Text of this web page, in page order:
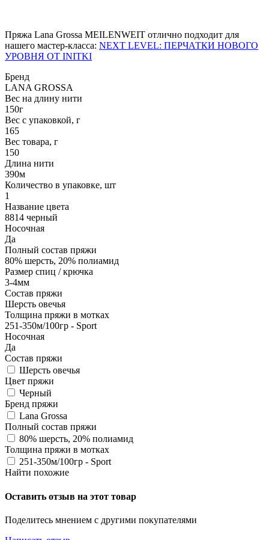
Пряжа Lana Grossa MEILENWEIT отлично подходит для
нашего мастер-класса: NEXT LEVEL: ПЕРЧАТКИ НОВОГО
УРОВНЯ ОТ INITKI
Бренд
LANA GROSSA
Вес на длину нити
150г
Вес с упаковкой, г
165
Вес товара, г
150
Длина нити
390м
Количество в упаковке, шт
1
Название цвета
8814 черный
Носочная
Да
Полный состав пряжи
80% шерсть, 20% полиамид
Размер спиц / крючка
3-4мм
Состав пряжи
Шерсть овечья
Толщина пряжи в мотках
251-350м/100гр - Sport
Носочная
Да
Состав пряжи
Шерсть овечья
Цвет пряжи
Черный
Бренд пряжи
Lana Grossa
Полный состав пряжи
80% шерсть, 20% полиамид
Толщина пряжи в мотках
251-350м/100гр - Sport
Найти похожие
Оставить отзыв на этот товар
Поделитесь мнением с другими покупателями